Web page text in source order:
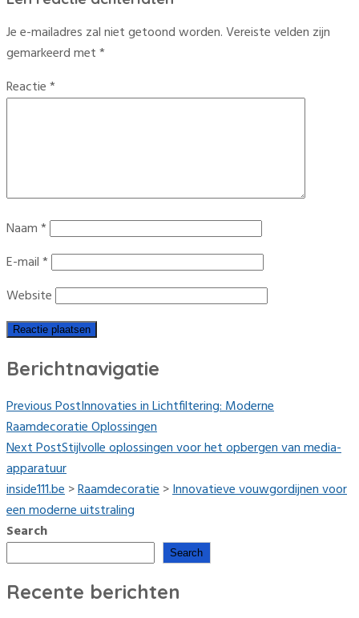
Je e-mailadres zal niet getoond worden.Vereiste velden zijn
gemarkeerd met*
Reactie*
Naam*
E-mail*
Website
Berichtnavigatie
Previous PostInnovaties in Lichtfiltering: Moderne
Raamdecoratie Oplossingen
Next PostStijlvolle oplossingen voor het opbergen van media-
apparatuur
inside111.be>Raamdecoratie>Innovatieve vouwgordijnen voor
een moderne uitstraling
Search
Search
Recente berichten